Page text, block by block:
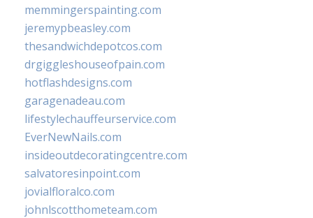
memmingerspainting.com
jeremypbeasley.com
thesandwichdepotcos.com
drgiggleshouseofpain.com
hotflashdesigns.com
garagenadeau.com
lifestylechauffeurservice.com
EverNewNails.com
insideoutdecoratingcentre.com
salvatoresinpoint.com
jovialfloralco.com
johnlscotthometeam.com